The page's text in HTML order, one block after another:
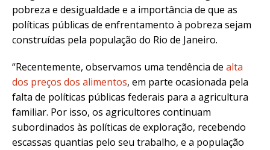
pobreza e desigualdade e a importância de que as
políticas públicas de enfrentamento à pobreza sejam
construídas pela população do Rio de Janeiro.
“Recentemente, observamos uma tendência de alta
dos preços dos alimentos, em parte ocasionada pela
falta de políticas públicas federais para a agricultura
familiar. Por isso, os agricultores continuam
subordinados às políticas de exploração, recebendo
escassas quantias pelo seu trabalho, e a população